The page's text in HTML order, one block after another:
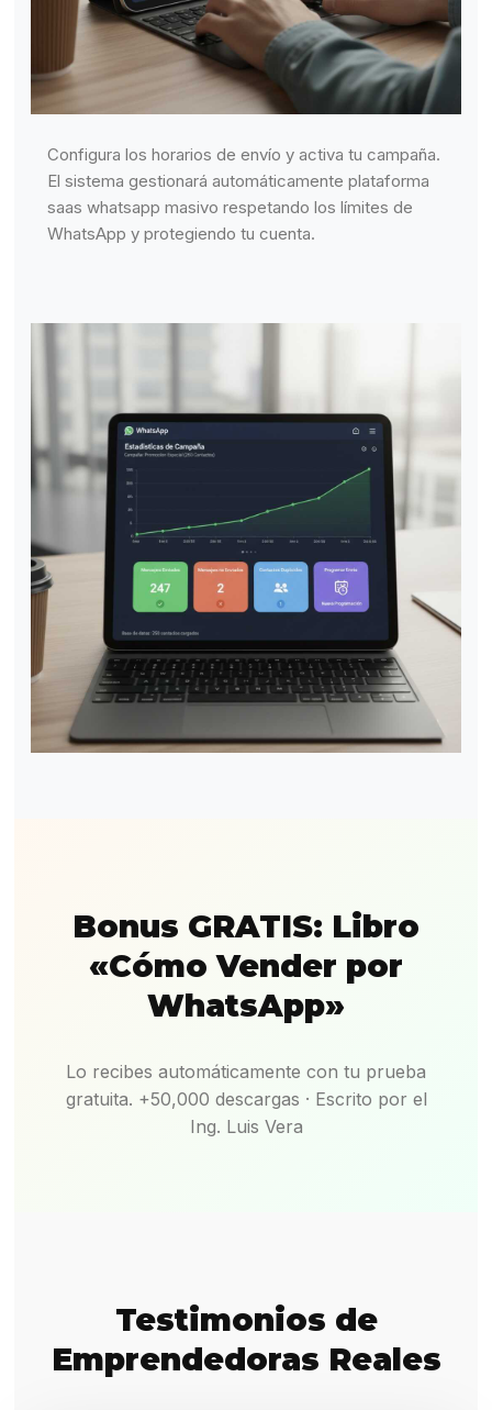
Configura los horarios de envío y activa tu campaña.
El sistema gestionará automáticamente plataforma
saas whatsapp masivo respetando los límites de
WhatsApp y protegiendo tu cuenta.
Bonus GRATIS: Libro
«Cómo Vender por
WhatsApp»
Lo recibes automáticamente con tu prueba
gratuita. +50,000 descargas · Escrito por el
Ing. Luis Vera
Testimonios de
Emprendedoras Reales